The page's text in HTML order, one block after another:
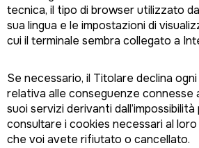
tecnica, il tipo di browser utilizzato
sua lingua e le impostazioni di
cui il terminale sembra collegato a
Se necessario, il Titolare declina
relativa alle conseguenze connesse
suoi servizi derivanti
consultare i cookies necessari al
che voi avete rifiutato o cancellato.